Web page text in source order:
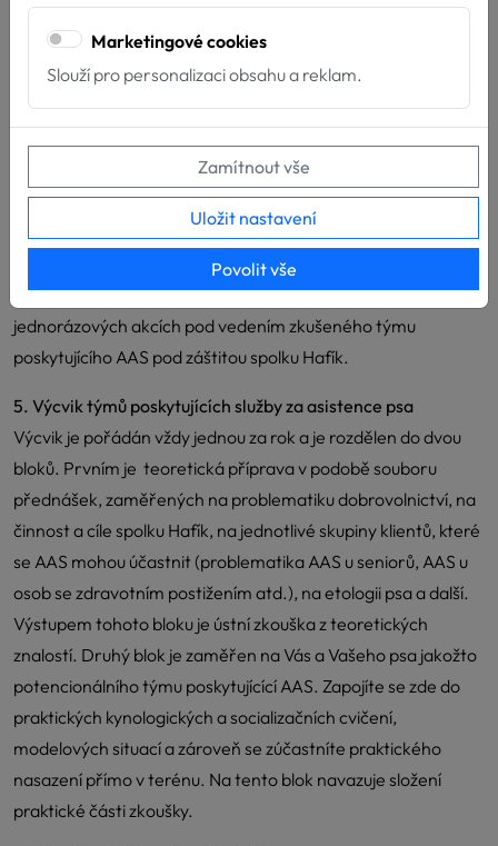
4. Vstupní testy
V návaznosti na splnění požadovaných náhledů a PADA
testu budete pozváni ke vstupním testům, které pořádáme
dvakrát v roce. Vstupní testy se skládají z několika
Jejich úspěšné absolvování je potřebné pro postup k výcviku
týmů poskytujících AAS a následně k závěrečným zkouškám.
Po splnění vstupních testů Vám bude vystaveno potvrzení o
přípravě, a od té doby se budete moci zapojit se svým psem
do praktikování pravidelné služby za asistence psa na
jednorázových akcích pod vedením zkušeného týmu
poskytujícího AAS pod záštitou spolku Hafík.
5. Výcvik týmů poskytujících služby za asistence psa
Výcvik je pořádán vždy jednou za rok a je rozdělen do dvou
bloků. Prvním je teoretická příprava v podobě souboru
přednášek, zaměřených na problematiku dobrovolnictví, na
činnost a cíle spolku Hafík, na jednotlivé skupiny klientů, které
se AAS mohou účastnit (problematika AAS u seniorů, AAS u
osob se zdravotním postižením atd.), na etologii psa a další.
Výstupem tohoto bloku je ústní zkouška z teoretických
znalostí. Druhý blok je zaměřen na Vás a Vašeho psa jakožto
potencionálního týmu poskytujícící AAS. Zapojíte se zde do
praktických kynologických a socializačních cvičení,
modelových situací a zároveň se zúčastníte praktického
nasazení přímo v terénu. Na tento blok navazuje složení
praktické části zkoušky.
Marketingové cookies
Slouží pro personalizaci obsahu a reklam.
Zamítnout vše
Uložit nastavení
Povolit vše